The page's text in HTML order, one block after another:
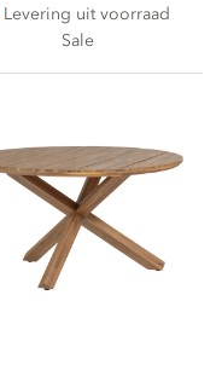
61
Levering uit voorraad
Sale